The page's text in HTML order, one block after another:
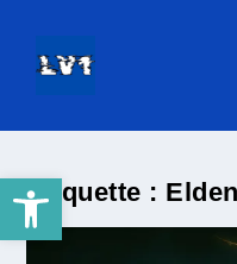
Ouvrir la barre d’outilsÉtiquette :